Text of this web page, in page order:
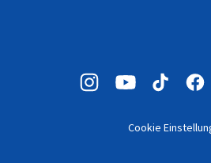
Cookie